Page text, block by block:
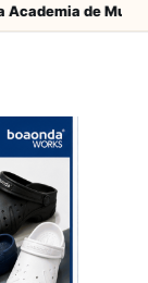
de Mujeres